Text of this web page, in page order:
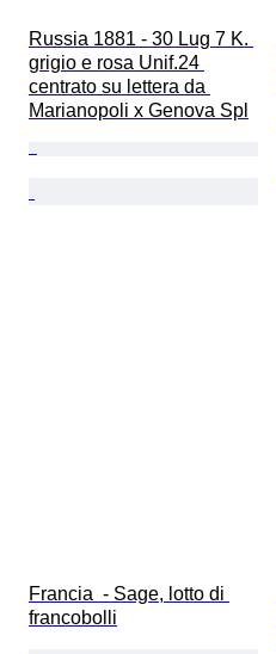
Russia 1881 - 30 Lug 7 K.
grigio e rosa Unif.24
centrato su lettera da
Marianopoli x Genova Spl
Francia  - Sage, lotto di
francobolli